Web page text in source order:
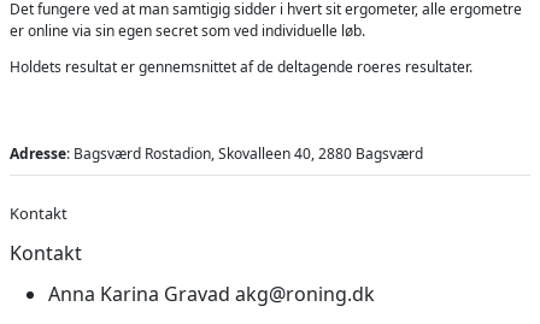
Det fungere ved at man samtigig sidder i hvert sit ergometer, alle ergometre
er online via sin egen secret som ved individuelle løb.
Holdets resultat er gennemsnittet af de deltagende roeres resultater.
Adresse: Bagsværd Rostadion, Skovalleen 40, 2880 Bagsværd
Kontakt
Kontakt
Anna Karina Gravad akg@roning.dk